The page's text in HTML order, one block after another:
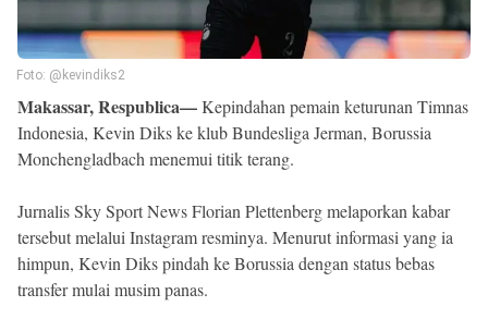
Foto: @kevindiks2
Makassar, Respublica—Kepindahan pemain keturunan Timnas
Indonesia, Kevin Diks ke klub Bundesliga Jerman, Borussia
Monchengladbach menemui titik terang.
Jurnalis Sky Sport News Florian Plettenberg melaporkan kabar
tersebut melalui Instagram resminya. Menurut informasi yang ia
himpun, Kevin Diks pindah ke Borussia dengan status bebas
transfer mulai musim panas.